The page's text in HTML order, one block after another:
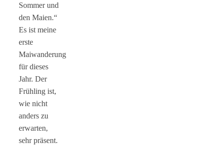
Sommer und
den Maien.“
Es ist meine
erste
Maiwanderung
für dieses
Jahr. Der
Frühling ist,
wie nicht
anders zu
erwarten,
sehr präsent.